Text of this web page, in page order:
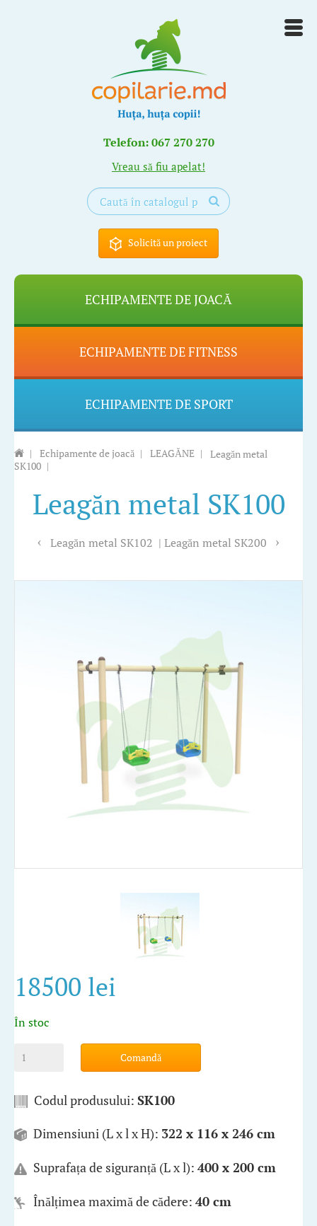
Telefon: 067 270 270
Vreau să fiu apelat!
Solicită un proiect
ECHIPAMENTE DE JOACĂ
ECHIPAMENTE DE FITNESS
ECHIPAMENTE DE SPORT
| Echipamente de joacă | LEAGĂNE |
Leagăn metal
SK100 |
Leagăn metal SK100
Leagăn metal SK102 Leagăn metal SK200
18500 lei
În stoc
Comandă
Codul produsului: SK100
Dimensiuni (L x l x H): 322 x 116 x 246 cm
Suprafața de siguranță (L x l): 400 x 200 cm
Înălțimea maximă de cădere: 40 cm